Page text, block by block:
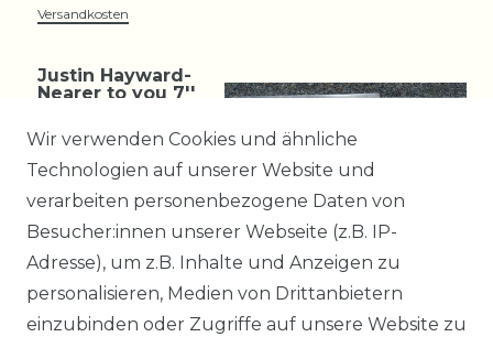
Versandkosten
Justin Hayward-
Nearer to you 7''
The Moody Blues
22,99 € *
incl. ges. MwSt.
zzgl.
Wir verwenden Cookies und ähnliche
Technologien auf unserer Website und
verarbeiten personenbezogene Daten von
Besucher:innen unserer Webseite (z.B. IP-
Adresse), um z.B. Inhalte und Anzeigen zu
personalisieren, Medien von Drittanbietern
einzubinden oder Zugriffe auf unsere Website zu